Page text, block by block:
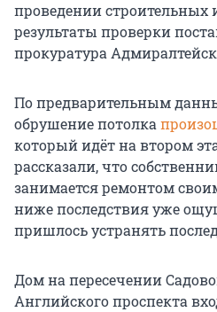
проведении строительных
результаты проверки
прокуратура
По предварительным
обрушение потолка
который идёт на втором
рассказали, что
занимается ремонтом
ниже последствия уже
пришлось устранять
Дом на пересечении
Английского проспекта